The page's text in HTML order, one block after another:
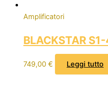
Amplificatori
BLACKSTAR
749,00 € Leggi tutto